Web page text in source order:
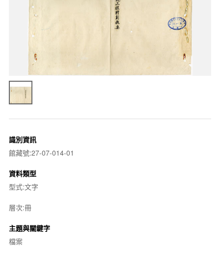
識別資訊
館藏號:27-07-014-01
資料類型
型式:文字
層次:冊
主題與關鍵字
檔案